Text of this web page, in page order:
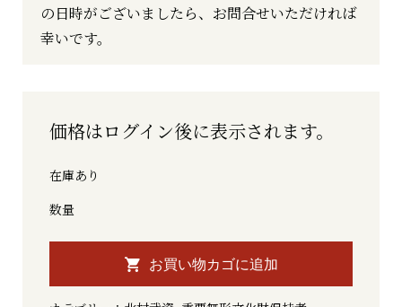
の日時がございましたら、お問合せいただければ
幸いです。
価格はログイン後に表示されます。
在庫あり
数量
武
お買い物カゴに追加